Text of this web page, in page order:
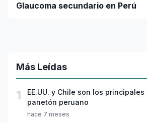
Glaucoma secundario en Perú
Más Leídas
1
EE.UU. y Chile son los
panetón peruano
hace 7 meses